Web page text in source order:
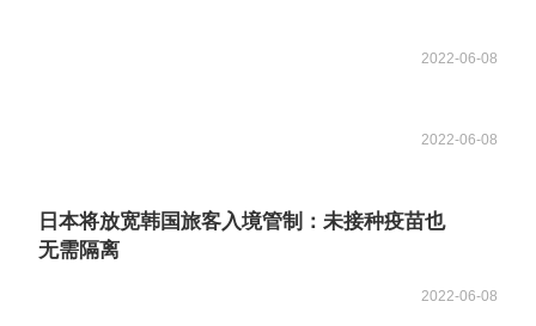
2022-06-08
2022-06-08
日本将放宽韩国旅客入境管制：未接种疫苗也
无需隔离
2022-06-08